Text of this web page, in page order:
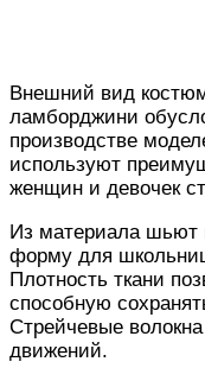
Внешний вид
ламборджини
производстве
используют
женщин и девочек
Из материала шьют
форму для
Плотность ткани
способную
Стрейчевые
движений.